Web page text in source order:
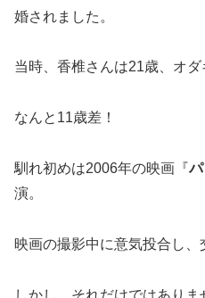
婚されました。
当時、香椎さんは21歳、オダ
なんと11歳差！
馴れ初めは2006年の映画『
演。
映画の撮影中に意気投合し、
しかし、それだけではありま